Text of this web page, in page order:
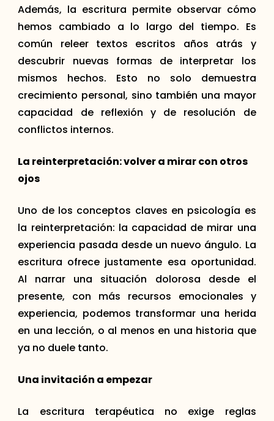
Además, la escritura permite observar cómo
hemos cambiado a lo largo del tiempo. Es
común releer textos escritos años atrás y
descubrir nuevas formas de interpretar los
mismos hechos. Esto no solo demuestra
crecimiento personal, sino también una mayor
capacidad de reflexión y de resolución de
conflictos internos.
La reinterpretación: volver a mirar con otros
ojos
Uno de los conceptos claves en psicología es
la reinterpretación: la capacidad de mirar una
experiencia pasada desde un nuevo ángulo. La
escritura ofrece justamente esa oportunidad.
Al narrar una situación dolorosa desde el
presente, con más recursos emocionales y
experiencia, podemos transformar una herida
en una lección, o al menos en una historia que
ya no duele tanto.
Una invitación a empezar
La escritura terapéutica no exige reglas